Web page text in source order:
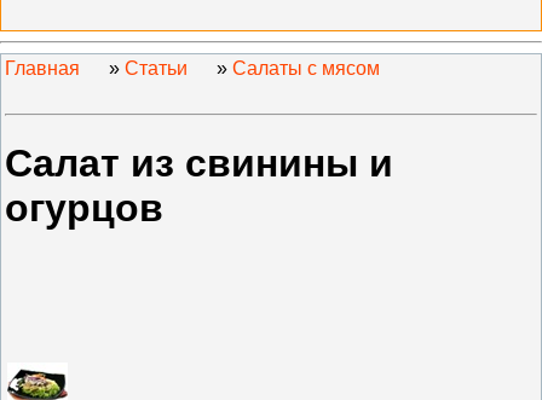
Главная » Статьи » Салаты с мясом
Салат из свинины и
огурцов